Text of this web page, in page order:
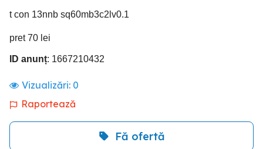
t con 13nnb sq60mb3c2lv0.1
pret 70 lei
ID anunț: 1667210432
Vizualizări: 0
Raportează
Fă ofertă